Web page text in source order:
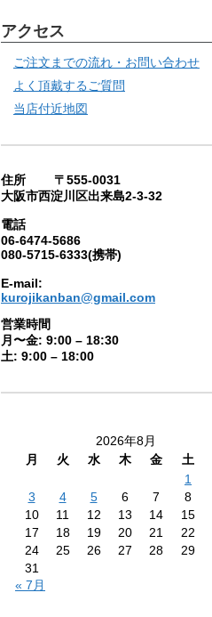
アクセス
ご注文までの流れ・お問い合わせ
よく頂戴するご質問
当店付近地図
住所 〒555-0031
大阪市西淀川区出来島2-3-32
電話
06-6474-5686
080-5715-6333(携帯)
E-mail:
kurojikanban@gmail.com
営業時間
月〜金: 9:00 – 18:30
土: 9:00 – 18:00
2026年8月
月
火 水 木 金 土
1
3
4 5 6 7 8
10
11 12 13 14 15
17
18 19 20 21 22
24
25 26 27 28 29
31
« 7月